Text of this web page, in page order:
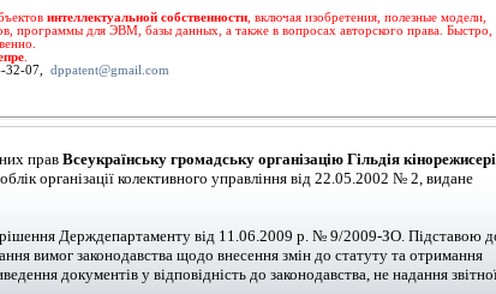
интеллектуальной собственности, включая изобретения, полезные модели,
программы для ЭВМ, базы данных, а также в вопросах авторского права. Быстро,
.
32-07, dppatent@gmail.com
прав Всеукраїнську громадську організацію Гільдія
організації колективного управління від 22.05.2002 № 2, видане
рішення Держдепартаменту від 11.06.2009 р. № 9/2009-ЗО. Підставою
вимог законодавства щодо внесення змін до статуту та отримання
документів у відповідність до законодавства, не надання